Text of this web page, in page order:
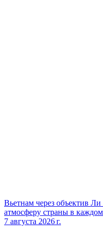
Вьетнам через объектив
атмосферу страны в
7 августа 2026 г.